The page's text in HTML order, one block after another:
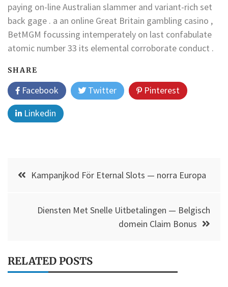
paying on-line Australian slammer and variant-rich set
back gage . a an online Great Britain gambling casino ,
BetMGM focussing intemperately on last confabulate
atomic number 33 its elemental corroborate conduct .
SHARE
Facebook Twitter
Pinterest
Linkedin
แนะแนวKampanjkod För Eternal Slots — norra Europa
Diensten Met Snelle Uitbetalingen — Belgisch
domein Claim Bonus
RELATED POSTS